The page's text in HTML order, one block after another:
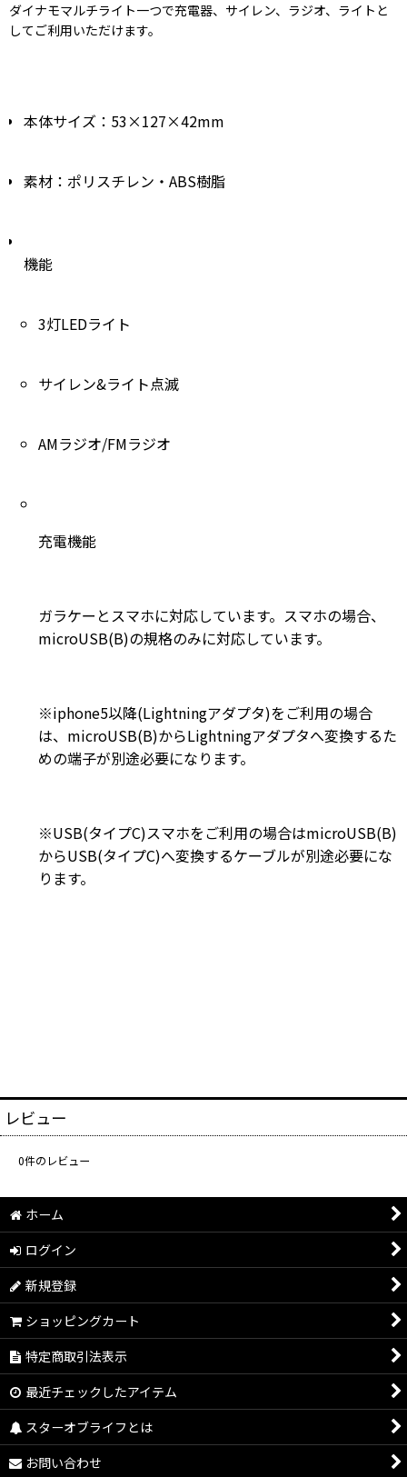
ダイナモマルチライト一つで充電器、サイレン、ラジオ、ライトと
してご利用いただけます。
本体サイズ：53×127×42mm
素材：ポリスチレン・ABS樹脂
機能
3灯LEDライト
サイレン&ライト点滅
AMラジオ/FMラジオ
充電機能
ガラケーとスマホに対応しています。スマホの場合、
microUSB(B)の規格のみに対応しています。
※iphone5以降(Lightningアダプタ)をご利用の場合
は、microUSB(B)からLightningアダプタへ変換するた
めの端子が別途必要になります。
※USB(タイプC)スマホをご利用の場合はmicroUSB(B)
からUSB(タイプC)へ変換するケーブルが別途必要にな
ります。
レビュー
0件のレビュー
ホーム
ログイン
新規登録
ショッピングカート
特定商取引法表示
最近チェックしたアイテム
スターオブライフとは
お問い合わせ